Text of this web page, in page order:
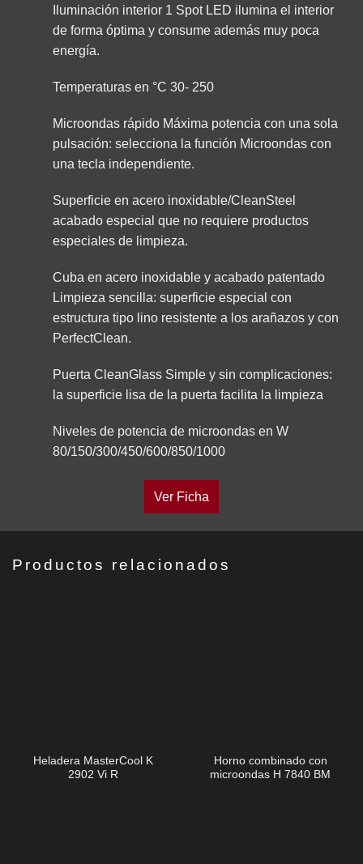
Iluminación interior 1 Spot LED ilumina el interior
de forma óptima y consume además muy poca
energía.
Temperaturas en °C 30- 250
Microondas rápido Máxima potencia con una sola
pulsación: selecciona la función Microondas con
una tecla independiente.
Superficie en acero inoxidable/CleanSteel
acabado especial que no requiere productos
especiales de limpieza.
Cuba en acero inoxidable y acabado patentado
Limpieza sencilla: superficie especial con
estructura tipo lino resistente a los arañazos y con
PerfectClean.
Puerta CleanGlass Simple y sin complicaciones:
la superficie lisa de la puerta facilita la limpieza
Niveles de potencia de microondas en W
80/150/300/450/600/850/1000
Ver Ficha
Productos relacionados
Heladera MasterCool K
2902 Vi R
Horno combinado con
microondas H 7840 BM